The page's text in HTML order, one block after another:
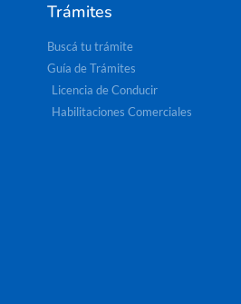
Trámites
Buscá tu trámite
Guía de Trámites
Licencia de Conducir
Habilitaciones Comerciales